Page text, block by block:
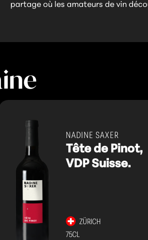
partage où les amateurs de vin
NADINE SAXER
Tête de Pinot,
VDP Suisse.
ZÜRICH
75CL